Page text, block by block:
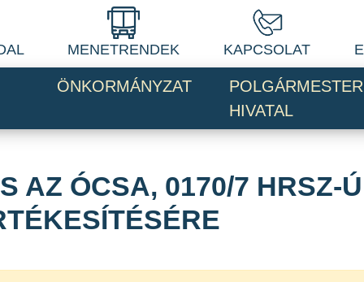
MENETRENDEK KAPCSOLAT
ÖNKORMÁNYZAT
HIVATAL
AZ ÓCSA, 0170/7 HRSZ-Ú